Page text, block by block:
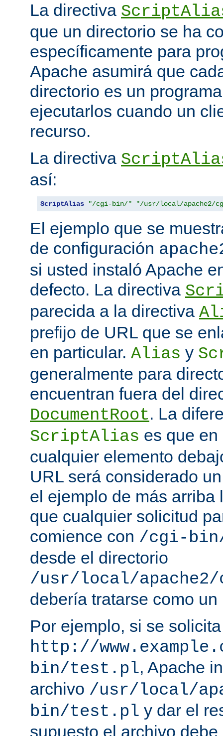
La directiva
que un directorio se ha
específicamente para
Apache asumirá que
directorio es un
ejecutarlos cuando un
recurso.
La directiva
así:
ScriptAlias "/cgi-bin/" "/usr/local/apache2/
El ejemplo que se
de configuración
si usted instaló Apache
defecto. La directiva
parecida a la directiva
prefijo de URL que se
en particular. Alias y
generalmente para
encuentran fuera del
DocumentRoot. La
ScriptAlias es que en
cualquier elemento
URL será considerado
el ejemplo de más arriba
que cualquier solicitud
comience con /cgi-
desde el directorio
/usr/local/
debería tratarse como
Por ejemplo, si se
http://
bin/test.pl, Apache
archivo /usr/local/
bin/test.pl y dar el
supuesto el archivo